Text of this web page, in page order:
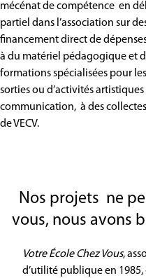
mécénat de compétence en
partiel dans l’association sur
financement direct de
à du matériel pédagogique et
formations spécialisées pour
sorties ou d’activités
communication, à des
de VECV.
Nos projets ne
vous, nous avons
Votre École Chez Vous,
d’utilité publique en